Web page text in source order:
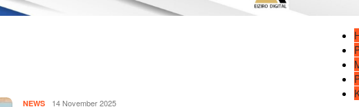
NEWSZona14 November 2025